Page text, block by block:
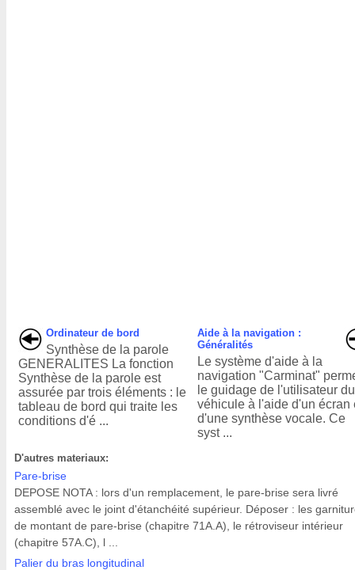
Ordinateur de bord
Synthèse de la parole
GENERALITES La fonction
Synthèse de la parole est
assurée par trois éléments : le
tableau de bord qui traite les
conditions d'é ...
Aide à la navigation :
Généralités
Le système d'aide à la
navigation "Carminat"
le guidage de l'utilisateur du
véhicule à l'aide d'un écran
d'une synthèse vocale. Ce
syst ...
D'autres materiaux:
Pare-brise
DEPOSE NOTA : lors d'un remplacement, le pare-brise sera livré
assemblé avec le joint d'étanchéité supérieur. Déposer : les
de montant de pare-brise (chapitre 71A.A), le rétroviseur intérieur
(chapitre 57A.C), l ...
Palier du bras longitudinal